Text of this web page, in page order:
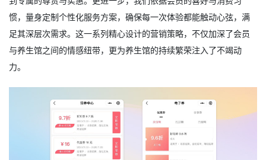
惯，量身定制个性化服务方案，确保每一次体验都能触动心弦，满
足其深层次需求。这一系列精心设计的营销策略，不仅加深了会员
与养生馆之间的情感纽带，更为养生馆的持续繁荣注入了不竭动
力。